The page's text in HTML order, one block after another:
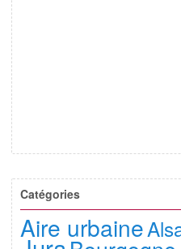
Catégories
Aire urbaine